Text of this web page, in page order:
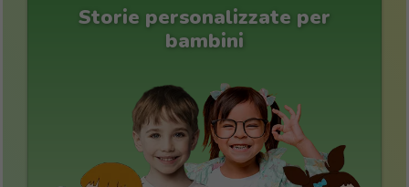
Storie personalizzate per
bambini